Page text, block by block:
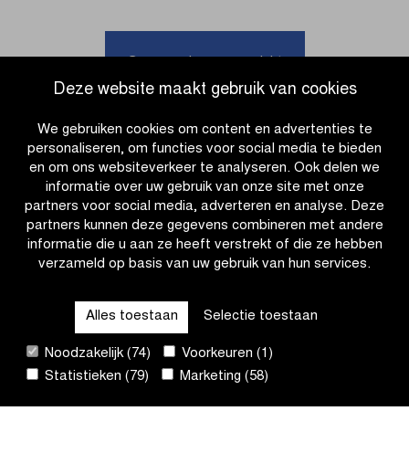
Deze website maakt gebruik van cookies
We gebruiken cookies om content en advertenties te
personaliseren, om functies voor social media te bieden
en om ons websiteverkeer te analyseren. Ook delen we
informatie over uw gebruik van onze site met onze
partners voor social media, adverteren en analyse. Deze
partners kunnen deze gegevens combineren met andere
informatie die u aan ze heeft verstrekt of die ze hebben
verzameld op basis van uw gebruik van hun services.
Alles toestaan Selectie toestaan
Noodzakelijk (74)
Voorkeuren (1)
Statistieken (79)
Marketing (58)
ploegenvoorstellingen
Proximus
Nieuwsblad
in
OTHER RACES
CONTACT